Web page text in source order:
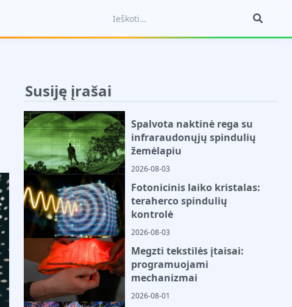
Susiję įrašai
Spalvota naktinė rega su
infraraudonųjų spindulių
žemėlapiu
2026-08-03
Fotonicinis laiko kristalas:
teraherco spindulių
kontrolė
2026-08-03
Megzti tekstilės įtaisai:
programuojami
mechanizmai
2026-08-01